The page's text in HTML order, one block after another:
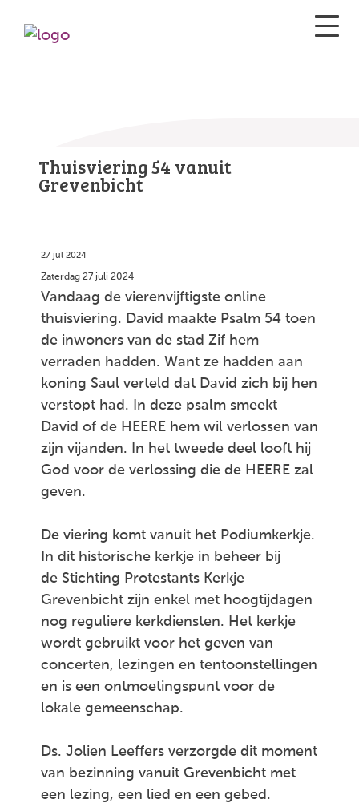
Thuisviering 54 vanuit
Grevenbicht
27 jul 2024
Zaterdag 27 juli 2024
Vandaag de vierenvijftigste online
thuisviering. David maakte Psalm 54 toen
de inwoners van de stad Zif hem
verraden hadden. Want ze hadden aan
koning Saul verteld dat David zich bij hen
verstopt had. In deze psalm smeekt
David of de HEERE hem wil verlossen van
zijn vijanden. In het tweede deel looft hij
God voor de verlossing die de HEERE zal
geven.
De viering komt vanuit het Podiumkerkje.
In dit historische kerkje in beheer bij
de Stichting Protestants Kerkje
Grevenbicht zijn enkel met hoogtijdagen
nog reguliere kerkdiensten. Het kerkje
wordt gebruikt voor het geven van
concerten, lezingen en tentoonstellingen
en is een ontmoetingspunt voor de
lokale gemeenschap.
Ds. Jolien Leeffers verzorgde dit moment
van bezinning vanuit Grevenbicht met
een lezing, een lied en een gebed.